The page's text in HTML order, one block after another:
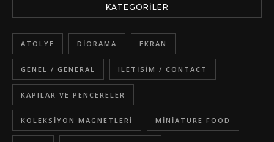
KATEGORILER
ATOLYE DIORAMA EKRAN
GENEL / GENERAL ILETISIM / CONTACT
KAPILAR VE PENCERELER
KOLEKSIYON MAGNETLERI MINIATURE FOOD